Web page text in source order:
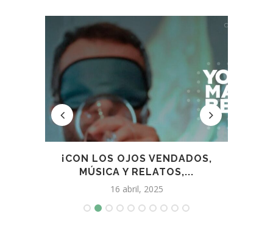
¡CON LOS OJOS VENDADOS,
MÚSICA Y RELATOS,...
16 abril, 2025